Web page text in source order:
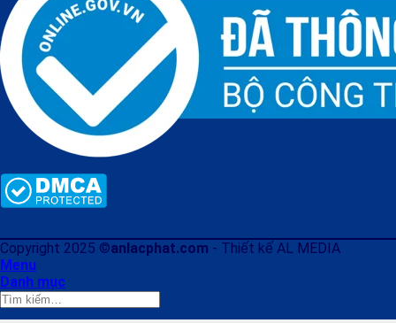
Copyright 2025 ©anlacphat.com - Thiết kế AL MEDIA
Menu
Danh mục
Tìm